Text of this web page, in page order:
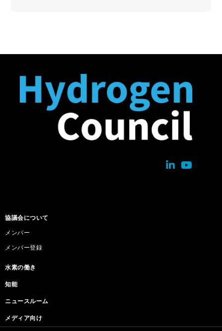
協議会について
メンバー
メンバー登録
水素の働き
知能
ニュースルーム
メディア向け